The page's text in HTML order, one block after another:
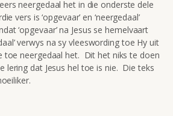
neergedaal het in die onderste dele
vers is ‘opgevaar’ en ‘neergedaal’
‘opgevaar’ na Jesus se hemelvaart
verwys na sy vleeswording toe Hy uit
toe neergedaal het. Dit het niks te doen
lering dat Jesus hel toe is nie. Die teks